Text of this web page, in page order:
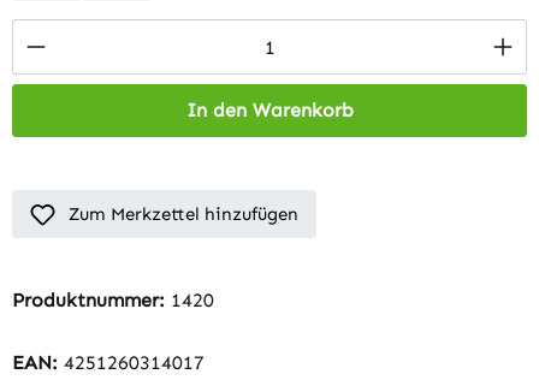
Produkt Anzahl: Gib den gewünschten
In den Warenkorb
Zum Merkzettel hinzufügen
Produktnummer: 1420
EAN: 4251260314017